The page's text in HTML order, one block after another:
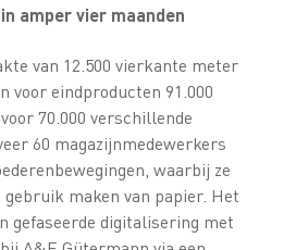
amper vier maanden
van 12.500 vierkante meter
voor eindproducten 91.000
70.000 verschillende
60 magazijnmedewerkers
waarbij ze
maken van papier. Het
gefaseerde digitalisering met